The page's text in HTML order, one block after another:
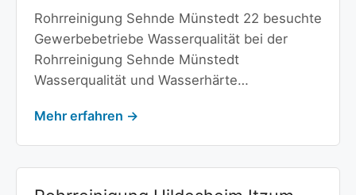
Rohrreinigung Sehnde Münstedt 22 besuchte
Gewerbebetriebe Wasserqualität bei der
Rohrreinigung Sehnde Münstedt
Wasserqualität und Wasserhärte…
Mehr erfahren →